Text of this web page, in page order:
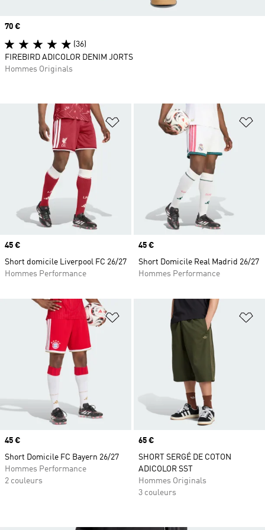
Ajouter à la Liste de produits
Prix
45 €
Short domicile Liverpool FC 26/27
Hommes Performance
Prix
45 €
Short Domicile Real Madrid 26/27
Hommes Performance
Ajouter à la Liste de produits
Prix
45 €
Short Domicile FC Bayern 26/27
Hommes Performance
2 couleurs
Prix
65 €
SHORT SERGÉ DE COTON
ADICOLOR SST
Hommes Originals
3 couleurs
Prix
70 €
(36)
FIREBIRD ADICOLOR DENIM JORTS
Hommes Originals